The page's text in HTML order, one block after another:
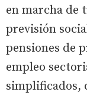
en marcha de
previsión
pensiones de
empleo
simplificados,